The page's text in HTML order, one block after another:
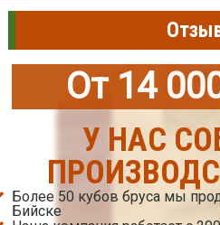
От 14
У НАС
Более 50 кубов бруса мы
Бийске